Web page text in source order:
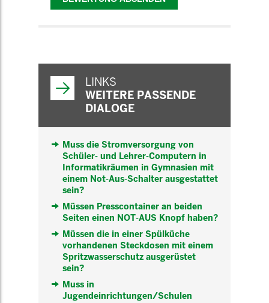
LINKS
WEITERE PASSENDE
DIALOGE
Muss die Stromversorgung von
Schüler- und Lehrer-Computern in
Informatikräumen in Gymnasien mit
einem Not-Aus-Schalter ausgestattet
sein?
Müssen Presscontainer an beiden
Seiten einen NOT-AUS Knopf haben?
Müssen die in einer Spülküche
vorhandenen Steckdosen mit einem
Spritzwasserschutz ausgerüstet
sein?
Muss in
Jugendeinrichtungen/Schulen